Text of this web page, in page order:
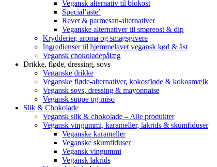
Vegansk alternativ til blokost
Special’åste’
Revet & parmesan-alternativer
Veganske alternativer til smøreost & dip
Krydderier, aroma og smagsgivere
Ingredienser til hjemmelavet vegansk kød & åst
Vegansk chokoladepålæg
Drikke, fløde, dressing, sovs
Veganske drikke
Veganske fløde-alternativer, kokosfløde & kokosmælk
Vegansk sovs, dressing & mayonnaise
Vegansk suppe og miso
Slik & Chokolade
Vegansk slik & chokolade – Alle produkter
Vegansk vingummi, karameller, lakrids & skumfiduser
Veganske karameller
Veganske skumfiduser
Vegansk vingummi
Vegansk lakrids